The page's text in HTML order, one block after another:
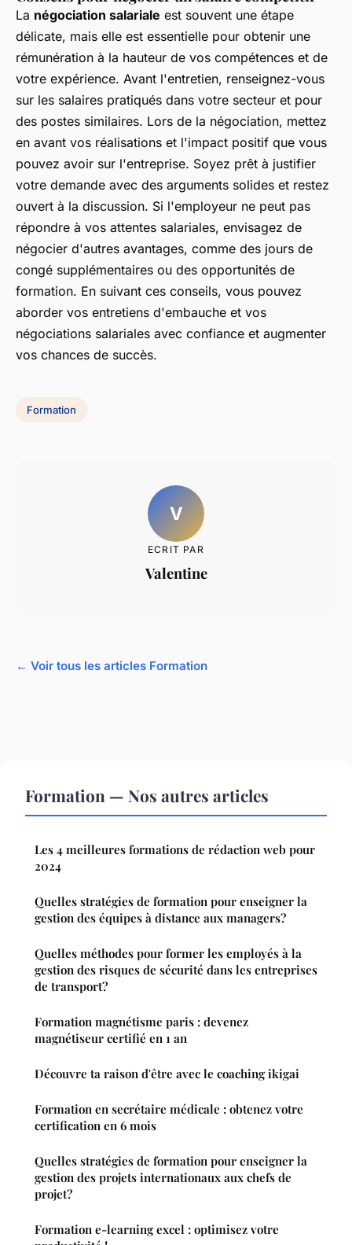
La négociation salariale est souvent une étape
délicate, mais elle est essentielle pour obtenir une
rémunération à la hauteur de vos compétences et de
votre expérience. Avant l'entretien, renseignez-vous
sur les salaires pratiqués dans votre secteur et pour
des postes similaires. Lors de la négociation, mettez
en avant vos réalisations et l'impact positif que vous
pouvez avoir sur l'entreprise. Soyez prêt à justifier
votre demande avec des arguments solides et restez
ouvert à la discussion. Si l'employeur ne peut pas
répondre à vos attentes salariales, envisagez de
négocier d'autres avantages, comme des jours de
congé supplémentaires ou des opportunités de
formation. En suivant ces conseils, vous pouvez
aborder vos entretiens d'embauche et vos
négociations salariales avec confiance et augmenter
vos chances de succès.
Formation
V
ECRIT PAR
Valentine
← Voir tous les articles Formation
Formation — Nos autres articles
Les 4 meilleures formations de rédaction web pour
2024
Quelles stratégies de formation pour enseigner la
gestion des équipes à distance aux managers?
Quelles méthodes pour former les employés à la
gestion des risques de sécurité dans les entreprises
de transport?
Formation magnétisme paris : devenez
magnétiseur certifié en 1 an
Découvre ta raison d'être avec le coaching ikigai
Formation en secrétaire médicale : obtenez votre
certification en 6 mois
Quelles stratégies de formation pour enseigner la
gestion des projets internationaux aux chefs de
projet?
Formation e-learning excel : optimisez votre